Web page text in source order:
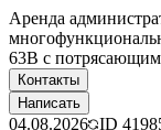
Аренда
63В с
Контакты
Написать
04.08.2026 ID